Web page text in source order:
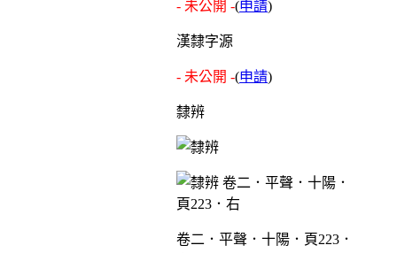
- 未公開 -(申請)
漢隸字源
- 未公開 -(申請)
隸辨
卷二．平聲．十陽．頁223．